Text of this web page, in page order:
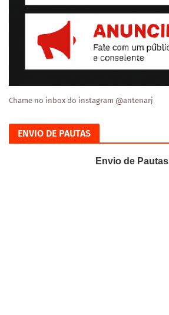
Chame no inbox do instagram @antenarj
ENVIO DE PAUTAS
Envio de Pautas